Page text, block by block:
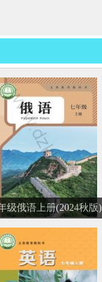
级俄语上册(2024秋版)